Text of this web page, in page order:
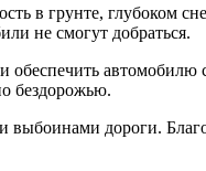
в грунте, глубоком
не смогут добраться.
автомобилю
бездорожью.
дороги.